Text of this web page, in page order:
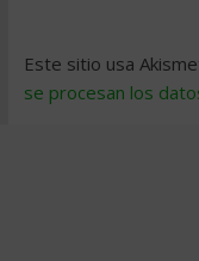
Este sitio usa
se procesan los